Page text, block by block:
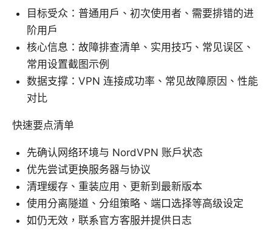
目标受众：普通用户、初次使用者、需要排错的进
阶用户
核心信息：故障排查清单、实用技巧、常见误区、
常用设置截图示例
数据支撑：VPN 连接成功率、常见故障原因、性能
对比
快速要点清单
先确认网络环境与 NordVPN 账户状态
优先尝试更换服务器与协议
清理缓存、重装应用、更新到最新版本
使用分离隧道、分组策略、端口选择等高级设定
如仍无效，联系官方客服并提供日志